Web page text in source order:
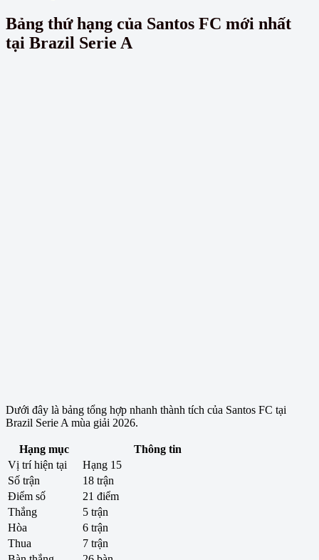
Bảng thứ hạng của Santos FC mới nhất
tại Brazil Serie A
Dưới đây là bảng tổng hợp nhanh thành tích của Santos FC tại
Brazil Serie A mùa giải 2026.
Hạng mục
Thông tin
Vị trí hiện tại
Hạng 15
Số trận
18 trận
Điểm số
21 điểm
Thắng
5 trận
Hòa
6 trận
Thua
7 trận